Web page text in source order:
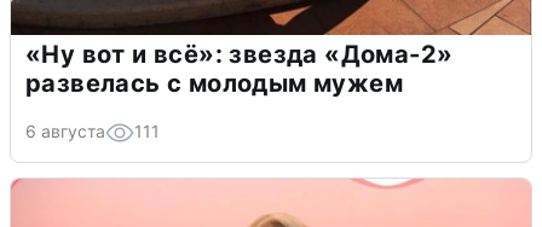
«Ну вот и всё»: звезда «Дома-2»
развелась с молодым мужем
6 августа 111